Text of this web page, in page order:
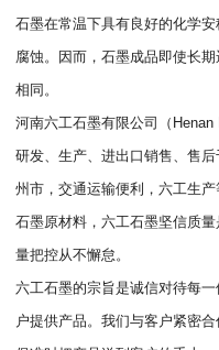
石墨在常温下具有良好的化学
腐蚀。因而，石墨成品即使长
相同。
河南六工石墨有限公司（
研发、生产、进出口销售、售
州市，交通运输便利，六工生
石墨原材料，六工石墨坚信质
量把控从不懈怠。
六工石墨的宗旨是诚信对待每
户提供产品。我们与客户紧密